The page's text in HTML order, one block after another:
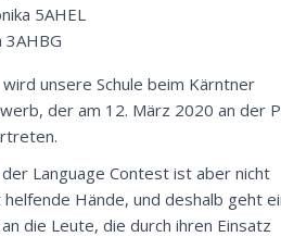
5AHEL
3AHBG
unsere Schule beim Kärntner
der am 12. März 2020 an der
Language Contest ist aber nicht
Hände, und deshalb geht
die Leute, die durch ihren Einsatz